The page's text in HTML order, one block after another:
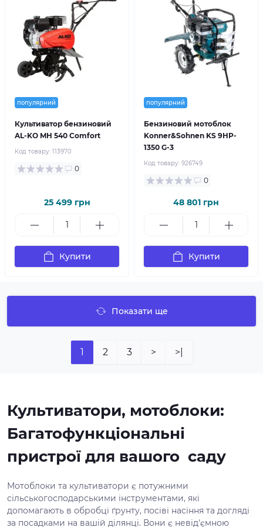
популярний
Культиватор бензиновий
AL-KO MH 540 Comfort
Код товару: 113970
0
25 499 грн
Купити
популярний
Бензиновий мотоблок
Konner&Sohnen KS 9HP-
1350 G-3
Код товару: 926749
0
48 801 грн
Купити
Показати ще
1 2 3 > >|
Культиватори, мотоблоки:
Багатофункціональні
пристрої для вашого саду
Мотоблоки та культиватори є потужними
сільськогосподарськими інструментами, які
допомагають в обробці ґрунту, посіві насіння та догляді
за посадками на вашій ділянці. Вони є невід'ємною